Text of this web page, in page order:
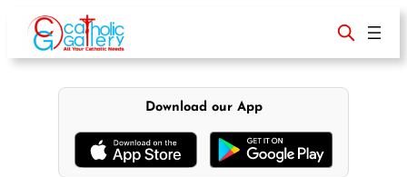
content
Download our App